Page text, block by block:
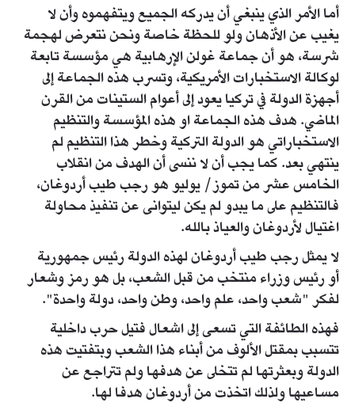
أما الأمر الذي ينبغي أن يدركه الجميع ويتفهموه وأن لا
يغيب عن الأذهان ولو للحظة خاصة ونحن نتعرض لهجمة
شرسة، هو أن جماعة غولن الإرهابية هي مؤسسة تابعة
لوكالة الاستخبارات الأمريكية، وتسرب هذه الجماعة إلى
أجهزة الدولة في تركيا يعود إلى أعوام الستينات من القرن
الماضي. هدف هذه الجماعة او هذه المؤسسة والتنظيم
الاستخباراتي هو الدولة التركية وخطر هذا التنظيم لم
ينتهي بعد. كما يجب أن لا ننسى أن الهدف من انقلاب
الخامس عشر من تموز/ يوليو هو رجب طيب أردوغان،
فالتنظيم على ما يبدو لم يكن ليتوانى عن تنفيذ محاولة
اغتيال لأردوغان والعياذ بالله.
لا يمثل رجب طيب أردوغان لهذه الدولة رئيس جمهورية
أو رئيس وزراء منتخب من قبل الشعب، بل هو رمز وشعار
لفكر "شعب واحد، علم واحد، وطن واحد، دولة واحدة".
فهذه الطائفة التي تسعى إلى اشعال فتيل حرب داخلية
تتسبب بمقتل الألوف من أبناء هذا الشعب وبتفتيت هذه
الدولة وبعثرتها لم تتخلى عن هدفها ولم تتراجع عن
مساعيها ولذلك اتخذت من أردوغان هدفا لها.